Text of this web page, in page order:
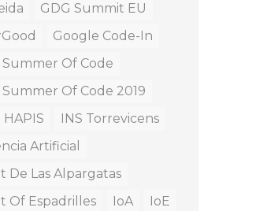
GDG Summit EU
Google Code-In
Of Code
Of Code 2019
HAPIS
INS Torrevicens
Artificial
De Las Alpargatas
Of Espadrilles
IoA
IoE